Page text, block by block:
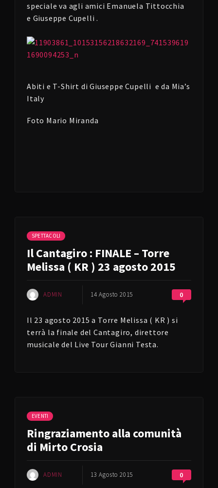
speciale va agli amici Emanuela Tittocchia
e Giuseppe Cupelli .
Abiti e T-Shirt di Giuseppe Cupelli e da Mia’s
Italy
Foto Mario Miranda
SPETTACOLI
Il Cantagiro : FINALE – Torre
Melissa ( KR ) 23 agosto 2015
ADMIN 14 Agosto 2015 0
Il 23 agosto 2015 a Torre Melissa ( KR ) si
terrà la finale del Cantagiro, direttore
musicale del Live Tour Gianni Testa.
EVENTI
Ringraziamento alla comunità
di Mirto Crosia
ADMIN 13 Agosto 2015 0